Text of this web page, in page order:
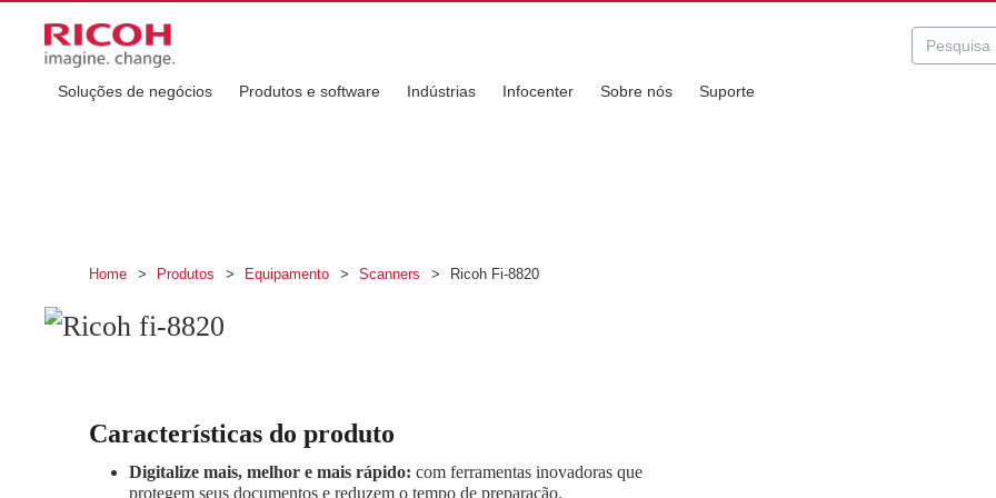
Soluções de negócios Produtos e software Indústrias Infocenter Sobre nós Suporte
Home > Produtos > Equipamento > Scanners > Ricoh Fi-8820
Características do produto
Digitalize mais, melhor e mais rápido: com ferramentas inovadoras que
protegem seus documentos e reduzem o tempo de preparação.